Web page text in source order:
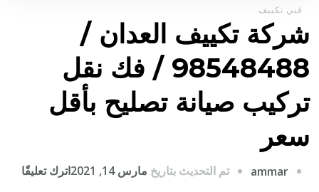
فني تكييف
شركة تكييف العدان /
98548488 / فك نقل
تركيب صيانة تصليح بأقل
سعر
ammar تم التحديث بتاريخ مارس 14, 2021 اترك تعليقًا